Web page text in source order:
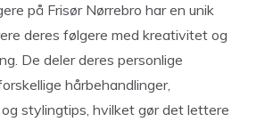
på Frisør Nørrebro har en unik
deres følgere med kreativitet og
De deler deres personlige
hårbehandlinger,
stylingtips, hvilket gør det lettere